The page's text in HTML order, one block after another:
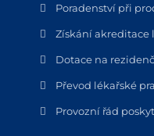
Poradenství při
Získání akreditace
Dotace na
Převod lékařské
Provozní řád